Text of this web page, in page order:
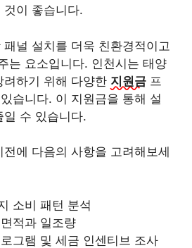
것이 좋습니다.
널 설치를 더욱 친환경적이고
는 요소입니다. 인천시는 태양
하기 위해 다양한 지원금 프
습니다. 이 지원금을 통해 설
일 수 있습니다.
에 다음의 사항을 고려해보세
소비 패턴 분석
적과 일조량
그램 및 세금 인센티브 조사